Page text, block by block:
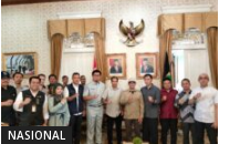
NASIONAL